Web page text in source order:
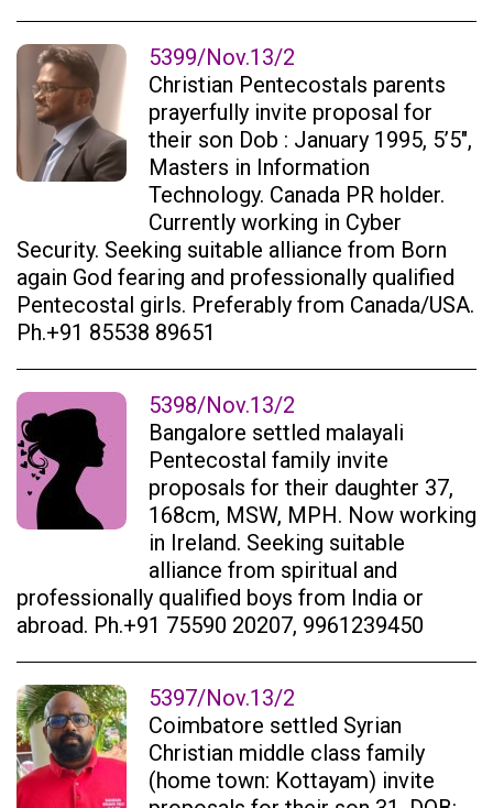
5399/Nov.13/2
Christian Pentecostals parents
prayerfully invite proposal for
their son Dob : January 1995, 5’5″,
Masters in Information
Technology. Canada PR holder.
Currently working in Cyber
Security. Seeking suitable alliance from Born
again God fearing and professionally qualified
Pentecostal girls. Preferably from Canada/USA.
Ph.+91 85538 89651
5398/Nov.13/2
Bangalore settled malayali
Pentecostal family invite
proposals for their daughter 37,
168cm, MSW, MPH. Now working
in Ireland. Seeking suitable
alliance from spiritual and
professionally qualified boys from India or
abroad. Ph.+91 75590 20207, 9961239450
5397/Nov.13/2
Coimbatore settled Syrian
Christian middle class family
(home town: Kottayam) invite